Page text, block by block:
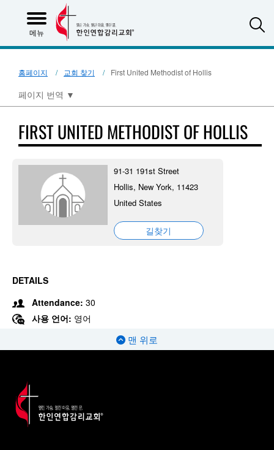
메뉴
홈페이지 교회 찾기 First United Methodist of Hollis
페이지 번역 ▼
FIRST UNITED METHODIST OF HOLLIS
91-31 191st Street
Hollis, New York, 11423
United States
길찾기
DETAILS
Attendance: 30
사용 언어: 영어
맨 위로